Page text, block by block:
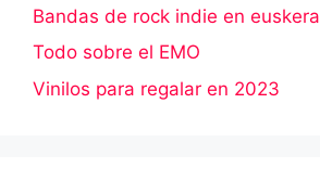
Bandas de rock indie en euskera
Todo sobre el EMO
Vinilos para regalar en 2023